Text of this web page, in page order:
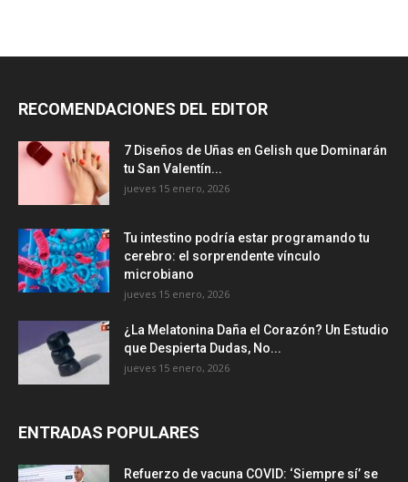
RECOMENDACIONES DEL EDITOR
7 Diseños de Uñas en Gelish que Dominarán
tu San Valentín...
jueves 15 enero, 2026
Tu intestino podría estar programando tu
cerebro: el sorprendente vínculo
microbiano
jueves 15 enero, 2026
¿La Melatonina Daña el Corazón? Un Estudio
que Despierta Dudas, No...
jueves 15 enero, 2026
ENTRADAS POPULARES
Refuerzo de vacuna COVID: ‘Siempre sí’ se